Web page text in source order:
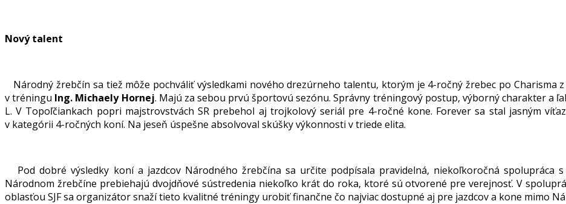
Nový talent
Národný žrebčín sa tiež môže pochváliť výsledkami nového drezúrneho talentu, ktorým je 4-ročný žrebec po Charisma
v tréningu Ing. Michaely Hornej. Majú za sebou prvú športovú sezónu. Správny tréningový postup, výborný charakter a
L. V Topoľčiankach popri majstrovstvách SR prebehol aj trojkolový seriál pre 4-ročné kone. Forever sa stal jasným
v kategórii 4-ročných koní. Na jeseň úspešne absolvoval skúšky výkonnosti v triede elita.
Pod dobré výsledky koní a jazdcov Národného žrebčína sa určite podpísala pravidelná, niekoľkoročná spolupráca
Národnom žrebčíne prebiehajú dvojdňové sústredenia niekoľko krát do roka, ktoré sú otvorené pre verejnosť. V
oblasťou SJF sa organizátor snaží tieto kvalitné tréningy urobiť finančne čo najviac dostupné aj pre jazdcov a kone mimo